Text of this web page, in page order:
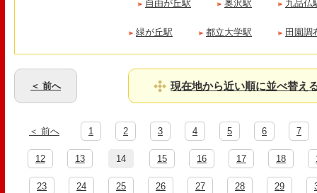
自由が丘駅 奥沢駅 九品仏
緑が丘駅 都立大学駅 田園調
＜ 前へ 現在地から近い順に並べ替え
＜ 前へ 1 2 3 4 5 6 7
12 13 14 15 16 17 18
23 24 25 26 27 28 29